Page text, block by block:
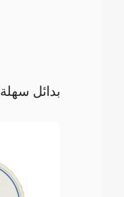
بدائل سهلة